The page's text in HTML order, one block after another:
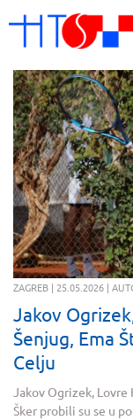
ZAGREB | 25.05.2026 |
Jakov
Šenjug, Ema
Celju
Jakov Ogrizek, Lovre
Šker probili su se u